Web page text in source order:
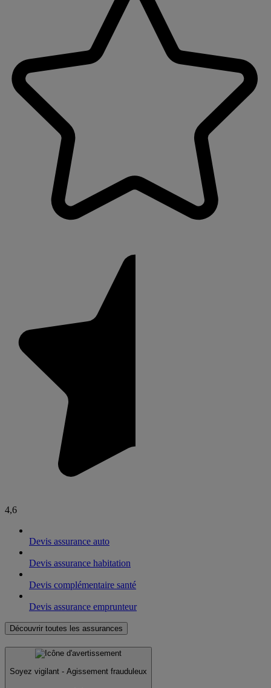
4,6
Devis assurance auto
Devis assurance habitation
Devis complémentaire santé
Devis assurance emprunteur
Découvrir toutes les assurances
Soyez vigilant - Agissement frauduleux